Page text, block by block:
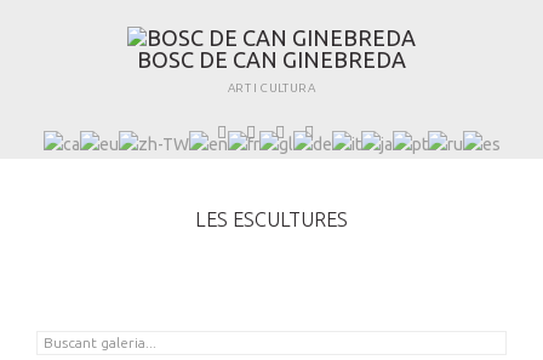
BOSC DE CAN GIN EBREDA
ART I CULTURA
LES ESCULTURES